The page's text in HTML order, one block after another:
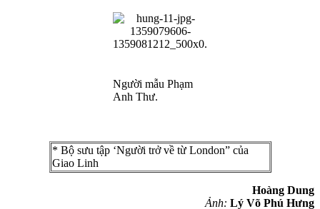
Người mẫu Phạm
Anh Thư.
* Bộ sưu tập ‘Người trở về từ London” của
Giao Linh
Hoàng Dung
Ảnh: Lý Võ Phú Hưng